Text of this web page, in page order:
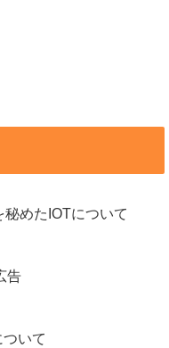
めたIOTについて
告
いて